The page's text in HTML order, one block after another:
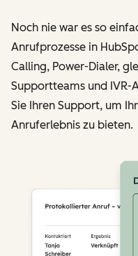
Noch nie war es so
Anrufprozesse in
Calling, Power-Dialer,
Supportteams und IVR-
Sie Ihren Support, um
Anruferlebnis zu bieten.